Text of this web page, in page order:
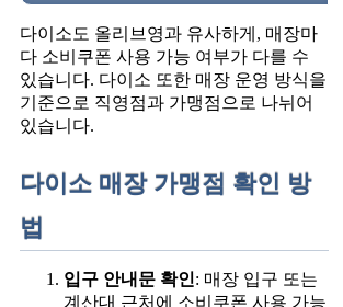
다이소도 올리브영과 유사하게, 매장마
다 소비쿠폰 사용 가능 여부가 다를 수
있습니다. 다이소 또한 매장 운영 방식을
기준으로 직영점과 가맹점으로 나뉘어
있습니다.
다이소 매장 가맹점 확인 방
법
입구 안내문 확인: 매장 입구 또는
계산대 근처에 소비쿠폰 사용 가능